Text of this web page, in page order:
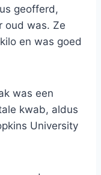
geofferd,
oud was. Ze
en was goed
was een
kwab, aldus
University